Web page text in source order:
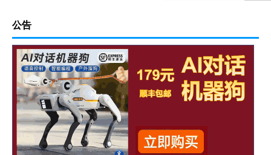
公告